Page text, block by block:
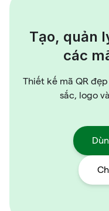
Tạo, quản
các
Thiết kế mã QR
sắc, logo